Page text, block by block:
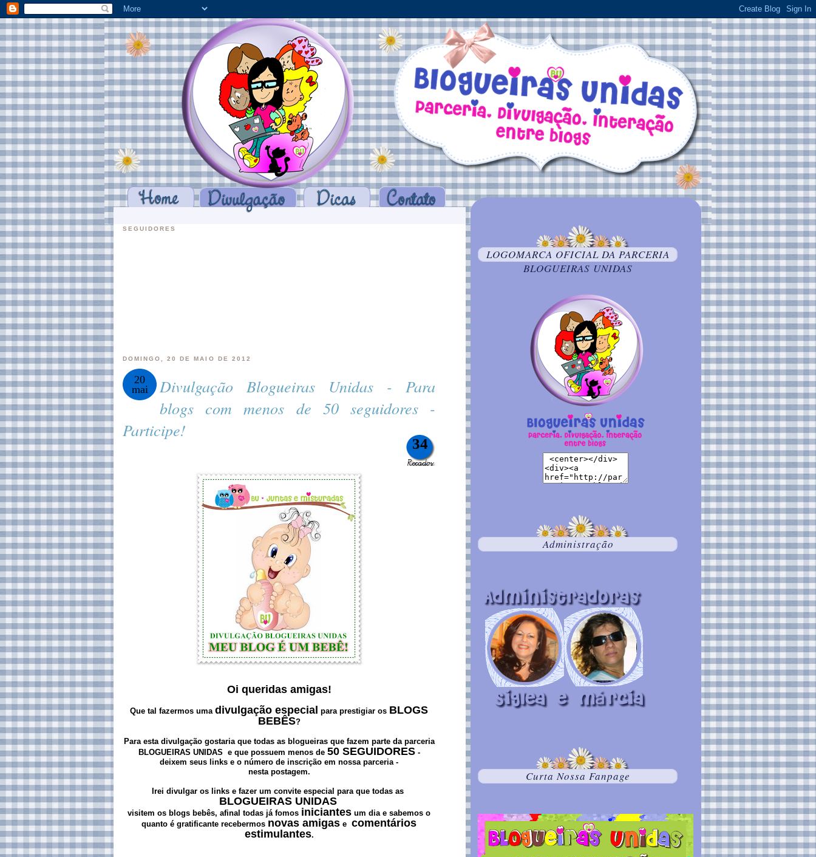
SEGUIDORES
DOMINGO, 20 DE MAIO DE 2012
20
mai
Divulgação Blogueiras Unidas - Para
blogs com menos de 50 seguidores -
Participe!
34
Oi queridas amigas!
Que tal fazermos uma divulgação especial para prestigiar os BLOGS
BEBÊS?
Para esta divulgação gostaria que todas as blogueiras que fazem parte da parceria
BLOGUEIRAS UNIDAS e que possuem menos de 50 SEGUIDORES-
deixem seus links e o número de inscrição em nossa parceria -
nesta postagem.
Irei divulgar os links e fazer um convite especial para que todas as
BLOGUEIRAS UNIDAS
visitem os blogs bebês, afinal todas já fomos iniciantes um dia e sabemos o
quanto é gratificante recebermos novas amigas e comentários
estimulantes.
LOGOMARCA OFICIAL DA PARCERIA
BLOGUEIRAS UNIDAS
Administração
Curta Nossa Fanpage